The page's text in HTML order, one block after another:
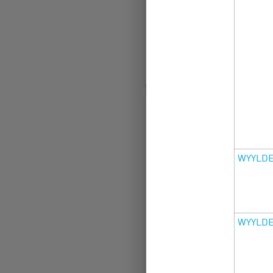
в которые невозможно